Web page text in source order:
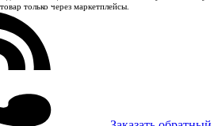
только через маркетплейсы.